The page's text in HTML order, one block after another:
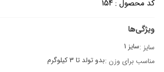
کد محصول : 154
ویژگی‌ها
سایز :سایز 1
مناسب برای وزن :بدو تولد تا 3 کیلوگرم